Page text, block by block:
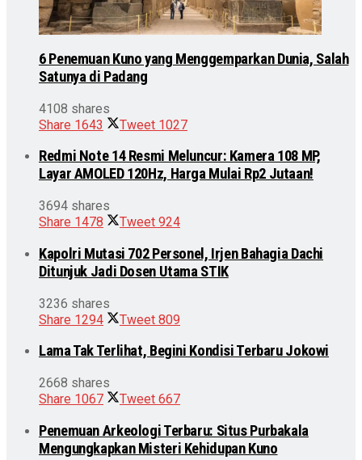
6 Penemuan Kuno yang Menggemparkan Dunia, Salah
Satunya di Padang
4108 shares
Share 1643 Tweet 1027
Redmi Note 14 Resmi Meluncur: Kamera 108 MP,
Layar AMOLED 120Hz, Harga Mulai Rp2 Jutaan!
3694 shares
Share 1478 Tweet 924
Kapolri Mutasi 702 Personel, Irjen Bahagia Dachi
Ditunjuk Jadi Dosen Utama STIK
3236 shares
Share 1294 Tweet 809
Lama Tak Terlihat, Begini Kondisi Terbaru Jokowi
2668 shares
Share 1067 Tweet 667
Penemuan Arkeologi Terbaru: Situs Purbakala
Mengungkapkan Misteri Kehidupan Kuno